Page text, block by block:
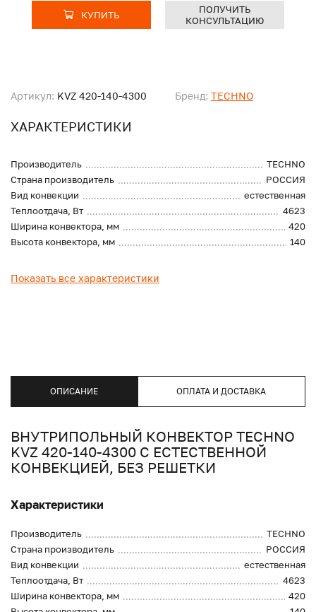
Артикул: KVZ 420-140-4300 Бренд: TECHNO
ХАРАКТЕРИСТИКИ
Производитель
TECHNO
Страна производитель
РОССИЯ
Вид конвекции
естественная
Теплоотдача, Вт
4623
Ширина конвектора, мм
420
Высота конвектора, мм
140
Показать все характеристики
КУПИТЬ
ПОЛУЧИТЬ
КОНСУЛЬТАЦИЮ
ОПИСАНИЕ ОПЛАТА И ДОСТАВКА
ВНУТРИПОЛЬНЫЙ КОНВЕКТОР TECHNO
KVZ 420-140-4300 С ЕСТЕСТВЕННОЙ
КОНВЕКЦИЕЙ, БЕЗ РЕШЕТКИ
Характеристики
Производитель
TECHNO
Страна производитель
РОССИЯ
Вид конвекции
естественная
Теплоотдача, Вт
4623
Ширина конвектора, мм
420